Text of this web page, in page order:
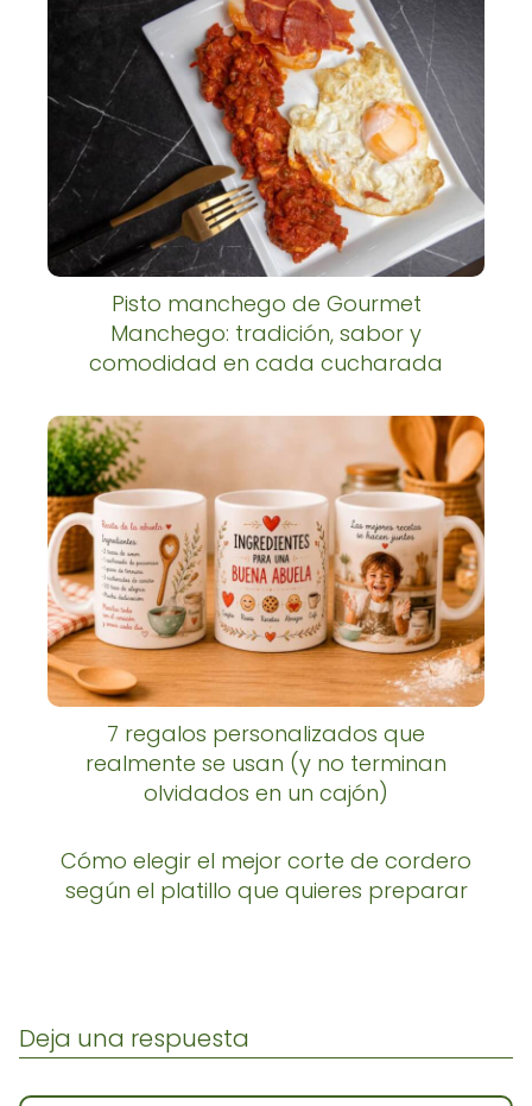
Pisto manchego de Gourmet
Manchego: tradición, sabor y
comodidad en cada cucharada
7 regalos personalizados que
realmente se usan (y no terminan
olvidados en un cajón)
Cómo elegir el mejor corte de cordero
según el platillo que quieres preparar
Deja una respuesta